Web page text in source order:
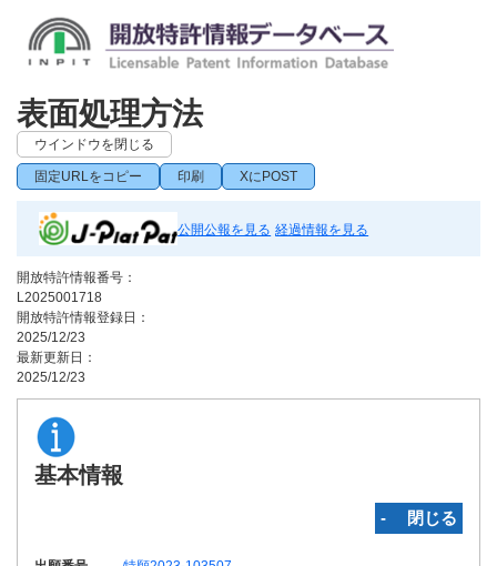
表面処理方法
ウインドウを閉じる
固定URLをコピー 印刷 XにPOST
公開公報を見る 経過情報を見る
開放特許情報番号：
L2025001718
開放特許情報登録日：
2025/12/23
最新更新日：
2025/12/23
基本情報
‐ 閉じる